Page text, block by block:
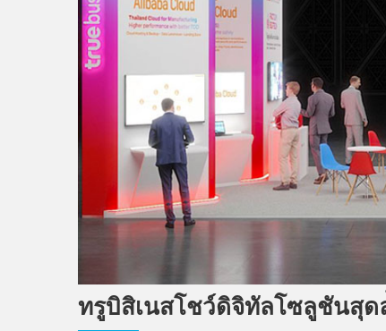
ทรูบิสิเนสโชว์ดิจิทัลโซลูชันสุด